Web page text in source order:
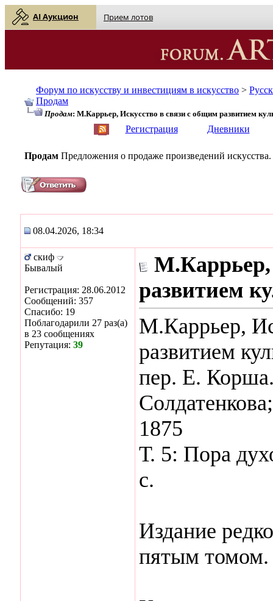
AI Аукцион Прием лотов
Форум по искусству и инвестициям в искусство >
Продам
Продам: М.Каррьер, Искусство в связи с общим развитием
Регистрация Дневники
Продам Предложения о продаже произведений искусства.
08.04.2026, 18:34
скиф
Бывалый
Регистрация: 28.06.2012
Сообщений: 357
Спасибо: 19
Поблагодарили 27 раз(а)
в 23 сообщениях
Репутация: 39
М.Каррьер,
развитием
М.Каррьер,
развитием
пер. Е.
1875
Т. 5: Пора
с.
Издание
пятым томом.